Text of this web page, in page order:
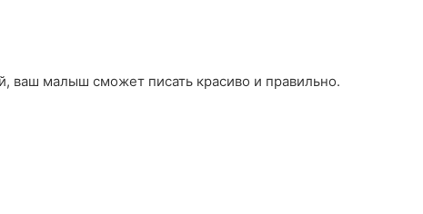
ваш малыш сможет писать красиво и правильно.